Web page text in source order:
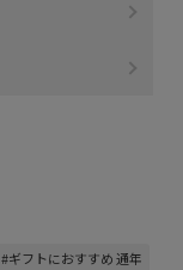
#ギフトにおすすめ 通年